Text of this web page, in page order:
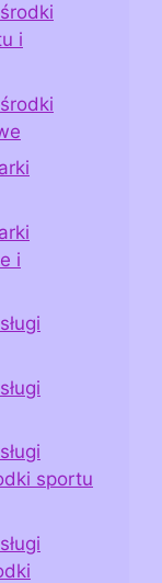
i
i
sportu